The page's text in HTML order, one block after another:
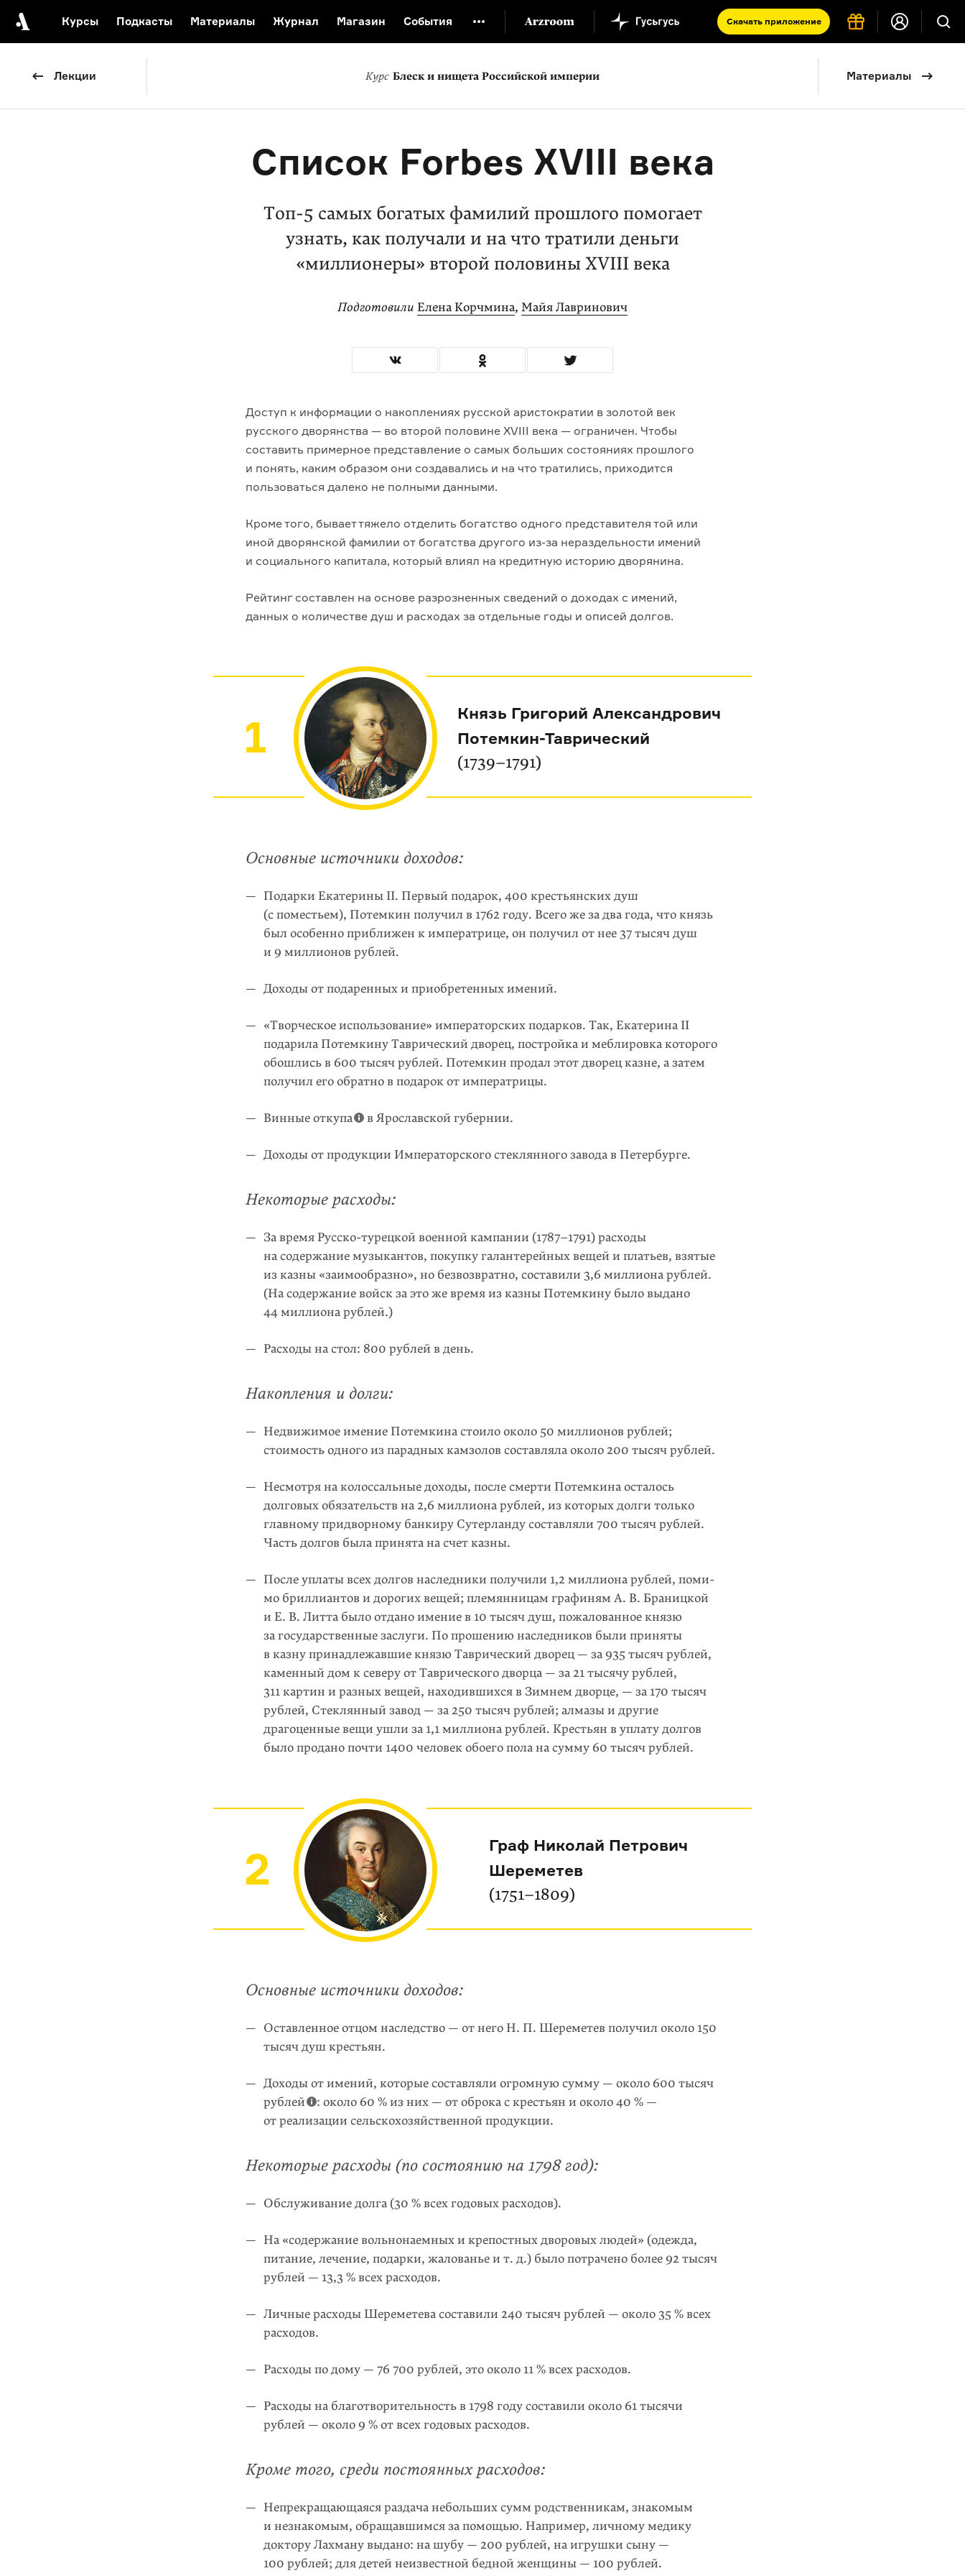
Курс Блеск и нищета Российской империи
Лекции Материалы
Курсы Подкасты Материалы Журнал Магазин События Скачать приложение
Видеоистория русской культуры
Русский язык от «гой еси» до «лол кек»
Список Forbes XVIII века
Топ-5 самых богатых фамилий прошлого помогает
узнать, как получали и на что тратили деньги
«миллионеры» второй половины XVIII века
Подготовили Елена Корчмина, Майя Лавринович
Доступ к информации о накоплениях русской аристократии в золотой век
русского дворянства — во второй половине XVIII века — ограничен. Чтобы
составить примерное представление о самых больших состояниях прошлого
и понять, каким образом они создавались и на что тратились, приходится
пользоваться далеко не полными данными.
Кроме того, бывает тяжело отделить богатство одного представителя той или
иной дворянской фамилии от богатства другого из-за нераздельности имений
и социального капитала, который влиял на кредитную историю дворянина.
Рейтинг составлен на основе разрозненных сведений о доходах с имений,
данных о количестве душ и расходах за отдельные годы и описей долгов.
1
Князь Григорий Александрович
Потемкин-Таврический
(1739–1791)
Основные источники доходов:
Подарки Екатерины II. Первый подарок, 400 крестьянских душ
(с поместьем), Потемкин получил в 1762 году. Всего же за два года, что князь
был особенно приближен к императрице, он получил от нее 37 тысяч душ
и 9 миллионов рублей.
Доходы от подаренных и приобретенных имений.
«Творческое использование» императорских подарков. Так, Екатерина II
подарила Потемкину Таврический дворец, постройка и меблировка которого
обошлись в 600 тысяч рублей. Потемкин продал этот дворец казне, а затем
получил его обратно в подарок от императрицы.
Винные откупа в Ярославской губернии.
Доходы от продукции Императорского стеклянного завода в Петербурге.
Некоторые расходы:
За время Русско-турецкой военной кампании (1787–1791) расходы
на содержание музыкантов, покупку галантерейных вещей и платьев, взятые
из казны «заимообразно», но безвозвратно, составили 3,6 миллиона рублей.
(На содержание войск за это же время из казны Потемкину было выдано
44 миллиона рублей.)
Расходы на стол: 800 рублей в день.
Накопления и долги:
Недвижимое имение Потемкина стоило около 50 миллионов рублей;
стоимость одного из парадных камзолов составляла около 200 тысяч рублей.
Несмотря на колоссальные доходы, после смерти Потемкина осталось
долговых обязательств на 2,6 миллиона рублей, из которых долги только
главному придворному банкиру Сутерланду составляли 700 тысяч рублей.
Часть долгов была принята на счет казны.
После уплаты всех долгов наследники получили 1,2 миллиона рублей, поми­
мо бриллиантов и дорогих вещей; племянницам графиням А. В. Браницкой
и Е. В. Литта было отдано имение в 10 тысяч душ, пожалованное князю
за государственные заслуги. По прошению наследников были приняты
в казну принадлежавшие князю Таврический дворец — за 935 тысяч рублей,
каменный дом к северу от Таврического дворца — за 21 тысячу рублей,
311 картин и разных вещей, находившихся в Зимнем дворце, — за 170 тысяч
рублей, Стеклянный завод — за 250 тысяч рублей; алмазы и другие
драгоценные вещи ушли за 1,1 миллиона рублей. Крестьян в уплату долгов
было продано почти 1400 человек обоего пола на сумму 60 тысяч рублей.
2
Граф Николай Петрович
Шереметев
(1751–1809)
Основные источники доходов:
Оставленное отцом наследство — от него Н. П. Шереметев получил около 150
тысяч душ крестьян.
Доходы от имений, которые составляли огромную сумму — около 600 тысяч
рублей
: около 60 % из них — от оброка с крестьян и около 40 % —
от реализации сельскохозяйственной продукции.
Некоторые расходы (по состоянию на 1798 год):
Обслуживание долга (30 % всех годовых расходов).
На «содержание вольнонаемных и крепостных дворовых людей» (одежда,
питание, лечение, подарки, жалованье и т. д.) было потрачено более 92 тысяч
рублей — 13,3 % всех расходов.
Личные расходы Шереметева составили 240 тысяч рублей — около 35 % всех
расходов.
Расходы по дому — 76 700 рублей, это около 11 % всех расходов.
Расходы на благотворительность в 1798 году составили около 61 тысячи
рублей — около 9 % от всех годовых расходов.
Кроме того, среди постоянных расходов:
Непрекращающаяся раздача небольших сумм родственникам, знакомым
и незнакомым, обращавшимся за помощью. Например, личному медику
доктору Лахману выдано: на шубу — 200 рублей, на игрушки сыну —
100 рублей; для детей неизвестной бедной женщины — 100 рублей.